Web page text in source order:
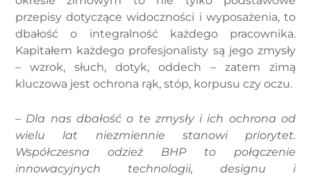
przepisy dotyczące widoczności i wyposażenia, to
dbałość o integralność każdego pracownika.
Kapitałem każdego profesjonalisty są jego zmysły
– wzrok, słuch, dotyk, oddech – zatem zimą
kluczowa jest ochrona rąk, stóp, korpusu czy oczu.
– Dla nas dbałość o te zmysły i ich ochrona od
wielu lat niezmiennie stanowi priorytet.
Współczesna odzież BHP to połączenie
innowacyjnych technologii, designu i